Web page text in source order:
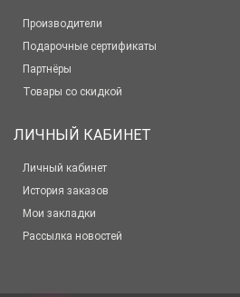
Производители
Подарочные сертификаты
Партнёры
Товары со скидкой
ЛИЧНЫЙ КАБИНЕТ
Личный кабинет
История заказов
Мои закладки
Рассылка новостей